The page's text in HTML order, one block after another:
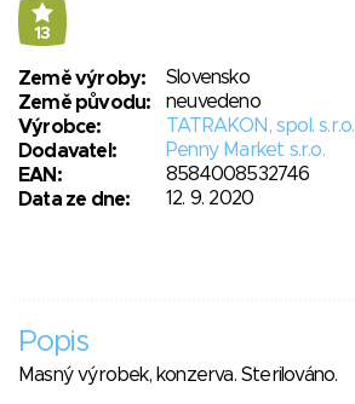
13
Země výroby:
Slovensko
Země původu:
neuvedeno
Výrobce:
TATRAKON, spol. s.r.o.
Dodavatel:
Penny Market s.r.o.
EAN:
8584008532746
Data ze dne:
12. 9. 2020
Popis
Masný výrobek, konzerva. Sterilováno.